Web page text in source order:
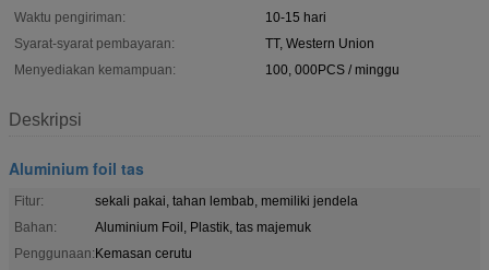
Waktu pengiriman:
10-15 hari
Syarat-syarat pembayaran:
TT, Western Union
Menyediakan kemampuan:
100, 000PCS / minggu
Deskripsi
Aluminium foil tas
Fitur:
sekali pakai, tahan lembab, memiliki jendela
Bahan:
Aluminium Foil, Plastik, tas majemuk
Penggunaan:Kemasan cerutu